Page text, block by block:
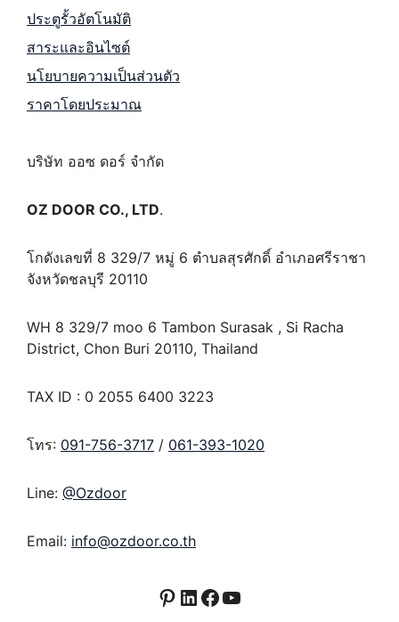
ประตูรั้วอัตโนมัติ
สาระและอินไซต์
นโยบายความเป็นส่วนตัว
ราคาโดยประมาณ
บริษัท ออซ ดอร์ จำกัด
OZ DOOR CO., LTD.
โกดังเลขที่ 8 329/7 หมู่ 6 ตำบลสุรศักดิ์ อำเภอศรีราชา
จังหวัดชลบุรี 20110
WH 8 329/7 moo 6 Tambon Surasak , Si Racha
District, Chon Buri 20110, Thailand
TAX ID : 0 2055 6400 3223
โทร: 091-756-3717 / 061-393-1020
Line: @Ozdoor
Email: info@ozdoor.co.th
Pinterest
LinkedIn
Facebook
YouTube